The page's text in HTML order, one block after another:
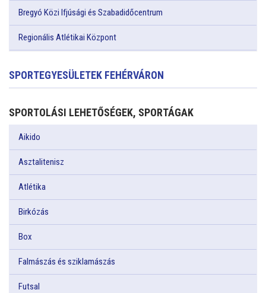
Bregyó Közi Ifjúsági és Szabadidőcentrum
Regionális Atlétikai Központ
SPORTEGYESÜLETEK FEHÉRVÁRON
SPORTOLÁSI LEHETŐSÉGEK, SPORTÁGAK
Aikido
Asztalitenisz
Atlétika
Birkózás
Box
Falmászás és sziklamászás
Futsal